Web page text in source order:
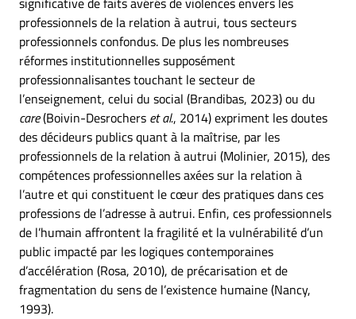
professionnels de la relation à autrui, tous secteurs
professionnels confondus. De plus les nombreuses
réformes institutionnelles supposément
professionnalisantes touchant le secteur de
l’enseignement, celui du social (Brandibas, 2023) ou du
care(Boivin-Desrochers et al., 2014) expriment les doutes
des décideurs publics quant à la maîtrise, par les
professionnels de la relation à autrui (Molinier, 2015), des
compétences professionnelles axées sur la relation à
l’autre et qui constituent le cœur des pratiques dans ces
professions de l’adresse à autrui. Enfin, ces professionnels
de l’humain affrontent la fragilité et la vulnérabilité d’un
public impacté par les logiques contemporaines
d’accélération (Rosa, 2010), de précarisation et de
fragmentation du sens de l’existence humaine (Nancy,
1993).